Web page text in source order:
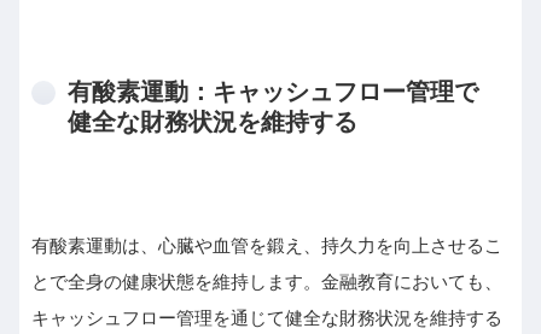
有酸素運動：キャッシュフロー管理で
健全な財務状況を維持する
有酸素運動は、心臓や血管を鍛え、持久力を向上させるこ
とで全身の健康状態を維持します。金融教育においても、
キャッシュフロー管理を通じて健全な財務状況を維持する